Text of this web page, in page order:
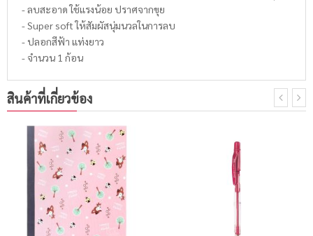
- ลบสะอาด ใช้แรงน้อย ปราศจากขุย
- Super soft ให้สัมผัสนุ่มนวลในการลบ
- ปลอกสีฟ้า แท่งยาว
- จำนวน 1 ก้อน
สินค้าที่เกี่ยวข้อง